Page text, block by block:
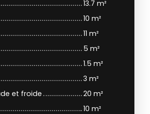
13.7 m²
10 m²
11 m²
5 m²
1.5 m²
3 m²
et froide
20 m²
10 m²